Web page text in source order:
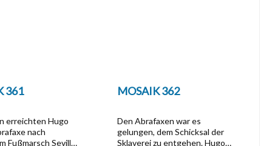
361
erreichten Hugo
nach
Fußmarsch Sevilla.
MOSAIK 362
Den Abrafaxen war es
gelungen, dem Schicksal der
Sklaverei zu entgehen. Hugo